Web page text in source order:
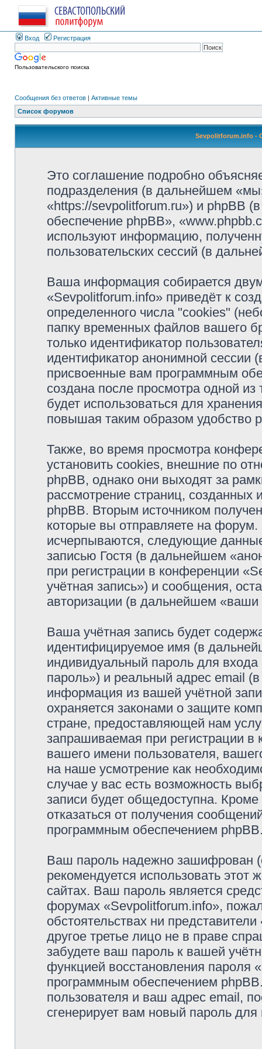
Вход Регистрация
Пользовательского поиска
Сообщения без ответов | Активные темы
Список форумов
Sevpolitforum.info -
Это соглашение подробно
подразделения (в дальнейшем
«https://sevpolitforum.ru») и phpBB
обеспечение phpBB»,
используют информацию,
пользовательских сессий (в
Ваша информация собирается
«Sevpolitforum.info» приведёт к
определенного числа "cookies"
папку временных файлов вашего
только идентификатор
идентификатор анонимной сессии
присвоенные вам программным
создана после просмотра одной
будет использоваться для
повышая таким образом удобство
Также, во время просмотра
установить cookies, внешние по
phpBB, однако они выходят за
рассмотрение страниц,
phpBB. Вторым источником
которые вы отправляете на
исчерпываются, следующие
записью Гостя (в дальнейшем
при регистрации в конференции
учётная запись») и сообщения,
авторизации (в дальнейшем
Ваша учётная запись будет
идентифицируемое имя (в
индивидуальный пароль для
пароль») и реальный адрес email
информация из вашей учётной
охраняется законами о защите
стране, предоставляющей нам
запрашиваемая при регистрации
вашего имени пользователя,
на наше усмотрение как
случае у вас есть возможность
записи будет общедоступна. Кроме
отказаться от получения
программным обеспечением
Ваш пароль надежно зашифрован
рекомендуется использовать этот
сайтах. Ваш пароль является
форумах «Sevpolitforum.info»,
обстоятельствах ни
другое третье лицо не в праве
забудете ваш пароль к вашей
функцией восстановления пароля
программным обеспечением
пользователя и ваш адрес email,
сгенерирует вам новый пароль